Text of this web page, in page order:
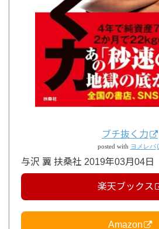
ブチ抜く力
posted with ヨメレバ
与沢 翼 扶桑社 2019年03月04日
楽天ブックス
Amazon